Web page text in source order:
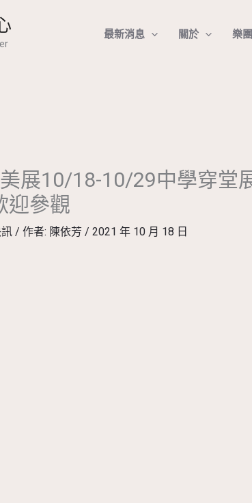
最新消息 關於 樂團
展10/18-10/29中學穿堂
迎參觀
/ 作者: 陳依芳 / 2021 年 10 月 18 日